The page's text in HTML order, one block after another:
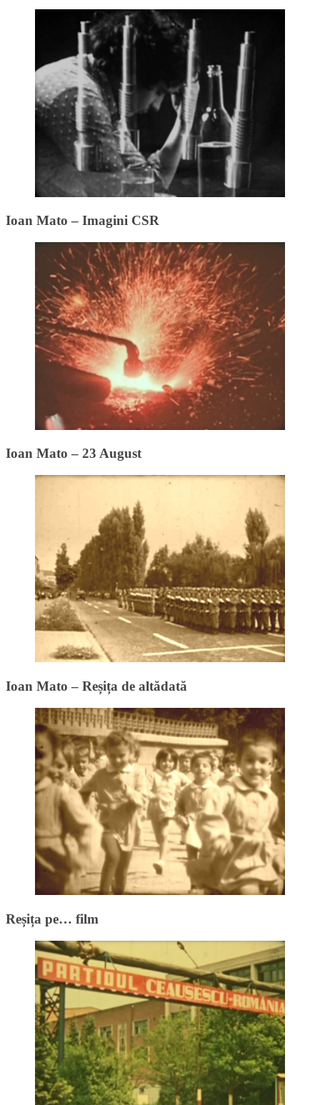
Ioan Mato – Imagini CSR
Ioan Mato – 23 August
Ioan Mato – Reșița de altădată
Reșița pe… film